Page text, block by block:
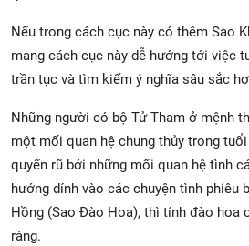
Nếu trong cách cục này có thêm Sao
mang cách cục này dễ hướng tới việc
trần tục và tìm kiếm ý nghĩa sâu sắc
Những người có bộ Tử Tham ở mệnh
một mối quan hệ chung thủy trong
quyến rũ bởi những mối quan hệ tình
hướng dính vào các chuyện tình phiêu
Hồng (Sao Đào Hoa), thì tính đào hoa
ràng.